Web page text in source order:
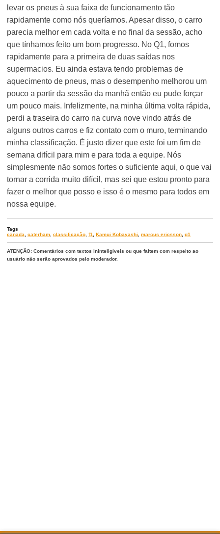
levar os pneus à sua faixa de funcionamento tão
rapidamente como nós queríamos. Apesar disso, o carro
parecia melhor em cada volta e no final da sessão, acho
que tínhamos feito um bom progresso. No Q1, fomos
rapidamente para a primeira de duas saídas nos
supermacios. Eu ainda estava tendo problemas de
aquecimento de pneus, mas o desempenho melhorou um
pouco a partir da sessão da manhã então eu pude forçar
um pouco mais. Infelizmente, na minha última volta rápida,
perdi a traseira do carro na curva nove vindo atrás de
alguns outros carros e fiz contato com o muro, terminando
minha classificação. É justo dizer que este foi um fim de
semana difícil para mim e para toda a equipe. Nós
simplesmente não somos fortes o suficiente aqui, o que vai
tornar a corrida muito difícil, mas sei que estou pronto para
fazer o melhor que posso e isso é o mesmo para todos em
nossa equipe.
Tags
canada
,caterham ,classificação ,f1 ,Kamui Kobayashi ,marcus ericsson ,q1
ATENÇÃO: Comentários com textos ininteligíveis ou que faltem com respeito ao
usuário não serão aprovados pelo moderador.